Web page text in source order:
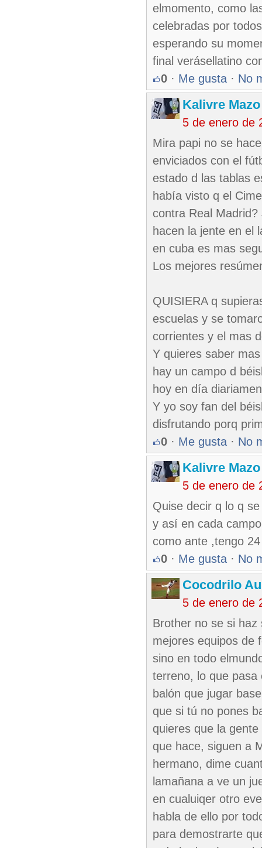
elmomento, como
celebradas por
esperando su
final verásellatino
0 · Me gusta · No
Kalivre
5 de enero de
Mira papi no se
enviciados con el
estado d las tablas
había visto q el
contra Real
hacen la jente en el
en cuba es mas
Los mejores
QUISIERA q
escuelas y se
corrientes y el mas
Y quieres saber
hay un campo d
hoy en día
Y yo soy fan del
disfrutando porq
0 · Me gusta · No
Kalivre
5 de enero de
Quise decir q lo q
y así en cada
como ante ,tengo
0 · Me gusta · No
Cocodrilo
5 de enero de
Brother no se si haz
mejores equipos de
sino en todo
terreno, lo que pasa
balón que jugar
que si tú no pones
quieres que la
que hace, siguen a
hermano, dime
lamañana a ve un
en cualuiqer otro
habla de ello por
para demostrarte